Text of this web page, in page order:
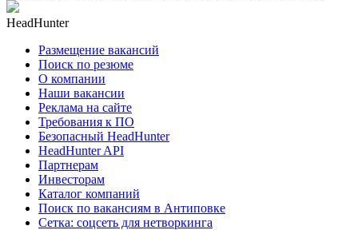
HeadHunter
Размещение вакансий
Поиск по резюме
О компании
Наши вакансии
Реклама на сайте
Требования к ПО
Безопасный HeadHunter
HeadHunter API
Партнерам
Инвесторам
Каталог компаний
Поиск по вакансиям в Антиповке
Сетка: соцсеть для нетворкинга